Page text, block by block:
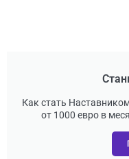
Как стать
от 1000 евро в